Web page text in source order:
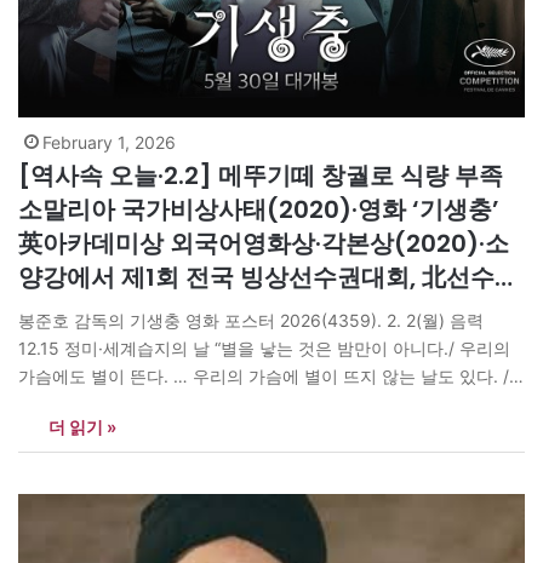
February 1, 2026
[역사속 오늘·2.2] 메뚜기떼 창궐로 식량 부족
소말리아 국가비상사태(2020)·영화 ‘기생충’
英아카데미상 외국어영화상·각본상(2020)·소
양강에서 제1회 전국 빙상선수권대회, 北선수
36명 참가(1946)
봉준호 감독의 기생충 영화 포스터 2026(4359). 2. 2(월) 음력
12.15 정미·세계습지의 날 “별을 낳는 것은 밤만이 아니다./ 우리의
가슴에도 별이 뜬다. … 우리의 가슴에 별이 뜨지 않는 날도 있다. /
려면 조그마한 것이라도 꿈꾸지 않으면 안 된다. … 떠오르는 별을
별이라…
더 읽기 »